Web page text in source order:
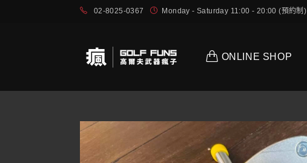
02-8025-0367 Monday - Saturday 11:00 - 20:00 (預約制)
ONLINE SHOP